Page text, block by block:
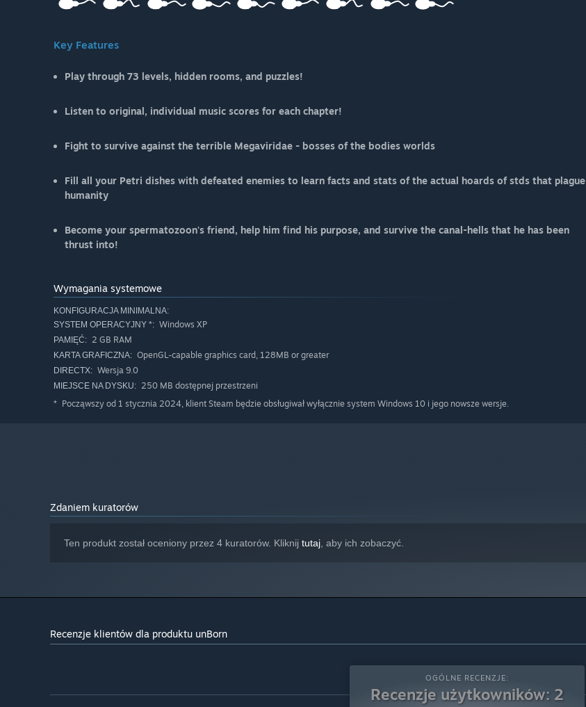
Key Features
Play through 73 levels, hidden rooms, and puzzles!
Listen to original, individual music scores for each chapter!
Fight to survive against the terrible Megaviridae - bosses of the bodies worlds
Fill all your Petri dishes with defeated enemies to learn facts and stats of the actual hoards of stds that plague
humanity
Become your spermatozoon's friend, help him find his purpose, and survive the canal-hells that he has been
thrust into!
Wymagania systemowe
KONFIGURACJA MINIMALNA:
SYSTEM OPERACYJNY *: Windows XP
PAMIĘĆ: 2 GB RAM
KARTA GRAFICZNA: OpenGL-capable graphics card, 128MB or greater
DIRECTX: Wersja 9.0
MIEJSCE NA DYSKU: 250 MB dostępnej przestrzeni
* Począwszy od 1 stycznia 2024, klient Steam będzie obsługiwał wyłącznie system Windows 10 i jego nowsze wersje.
Zdaniem kuratorów
Ten produkt został oceniony przez 4 kuratorów. Kliknij tutaj, aby ich zobaczyć.
Recenzje klientów dla produktu unBorn
OGÓLNE RECENZJE:
Recenzje użytkowników: 2